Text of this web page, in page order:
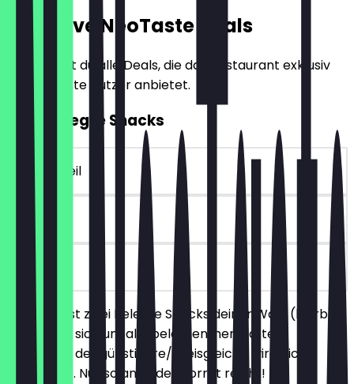
Exklusive NeoTaste Deals
Hier findest du alle Deals, die das Restaurant exklusiv
für NeoTaste Nutzer anbietet.
2für1 Belegte Snacks
~€ 4 Vorteil
30 Tage
vor Ort
Du bestellst zwei Belegte Snacks deiner Wahl (hierbei
handelt es sich um alle belegten, herzhaften
Produkte), der günstigere/preisgleiche wird nicht
berechnet. Nur solange der Vorrat reicht!